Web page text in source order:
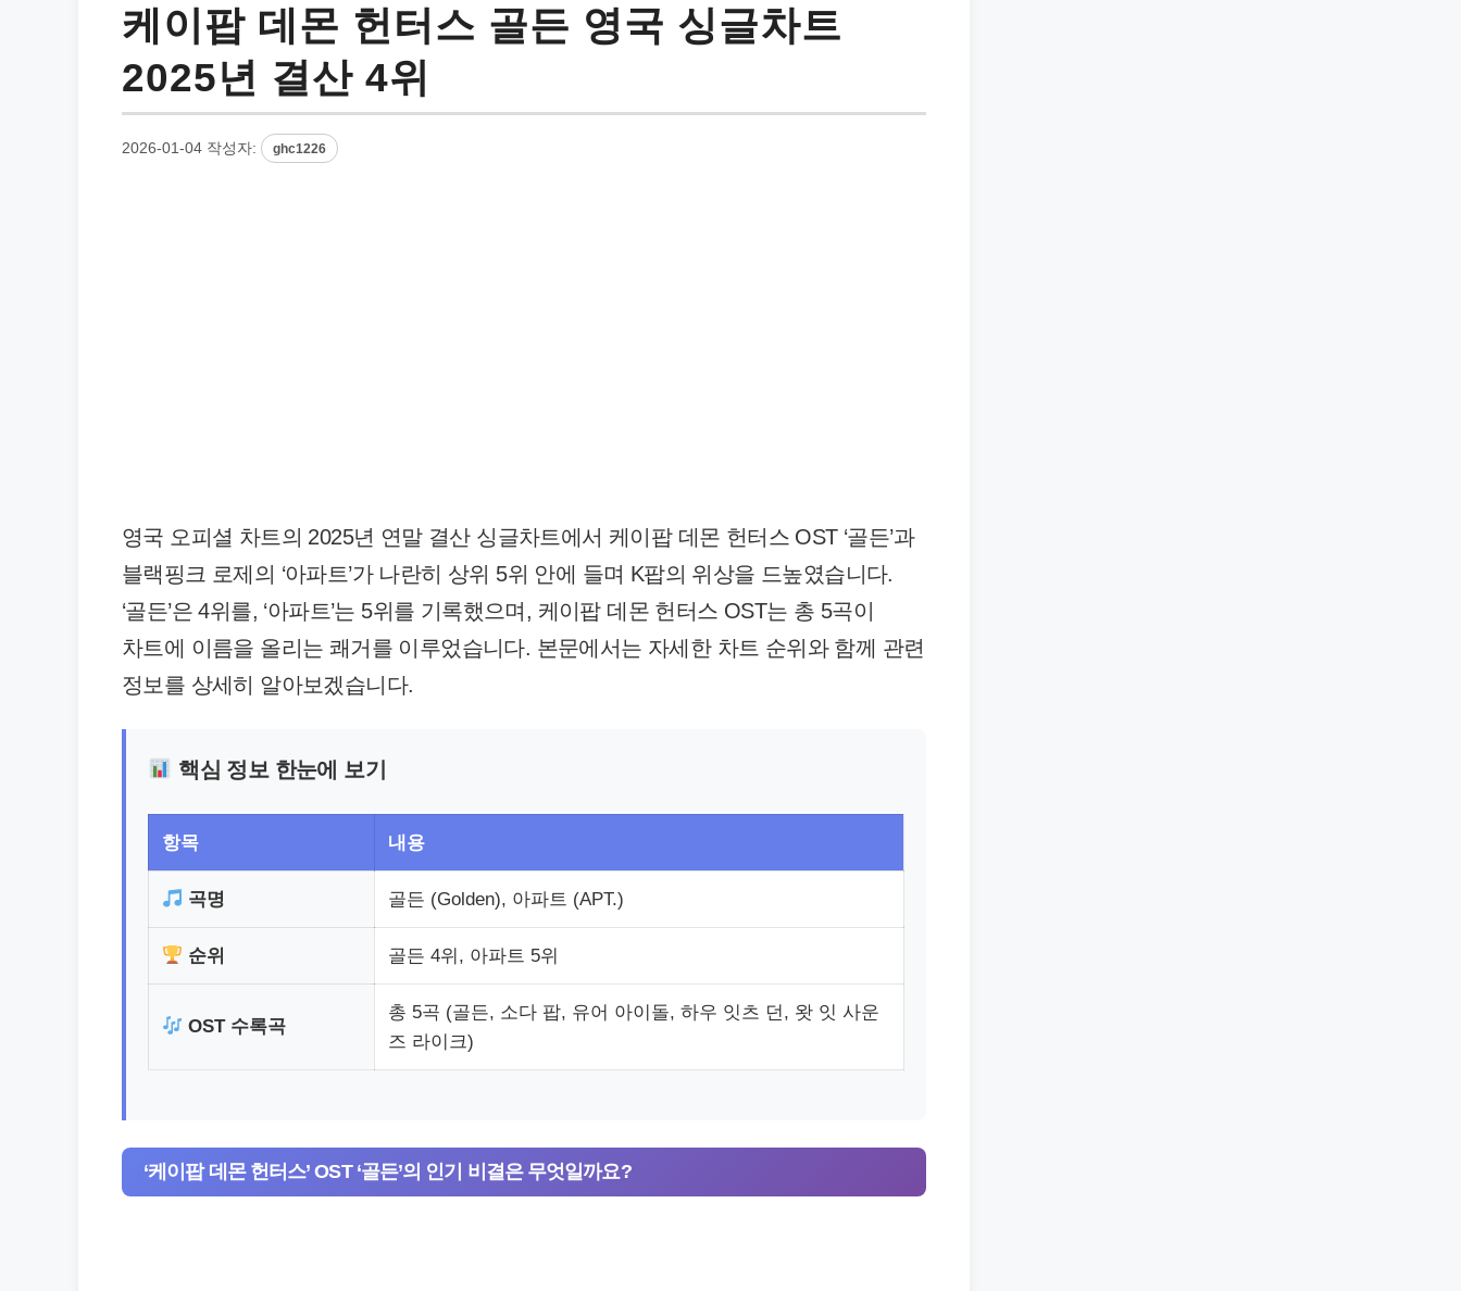
케이팝 데몬 헌터스 골든 영국 싱글차트
2025년 결산 4위
2026-01-04 작성자: ghc1226
영국 오피셜 차트의 2025년 연말 결산 싱글차트에서 케이팝 데몬 헌터스 OST ‘골든’과
블랙핑크 로제의 ‘아파트’가 나란히 상위 5위 안에 들며 K팝의 위상을 드높였습니다.
‘골든’은 4위를, ‘아파트’는 5위를 기록했으며, 케이팝 데몬 헌터스 OST는 총 5곡이
차트에 이름을 올리는 쾌거를 이루었습니다. 본문에서는 자세한 차트 순위와 함께 관련
정보를 상세히 알아보겠습니다.
핵심 정보 한눈에 보기
항목 내용
곡명 골든 (Golden), 아파트 (APT.)
순위 골든 4위, 아파트 5위
OST 수록곡
총 5곡 (골든, 소다 팝, 유어 아이돌, 하우 잇츠 던, 왓 잇 사운
즈 라이크)
‘케이팝 데몬 헌터스’ OST ‘골든’의 인기 비결은 무엇일까요?